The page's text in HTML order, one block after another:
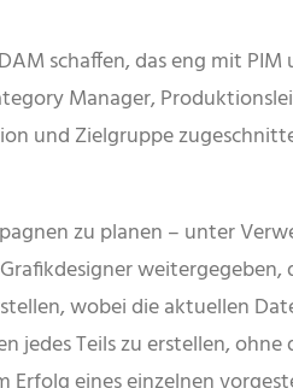
schaffen, das eng mit PIM
Manager,
und Zielgruppe
zu planen – unter
weitergegeben,
wobei die aktuellen
Teils zu erstellen, ohne